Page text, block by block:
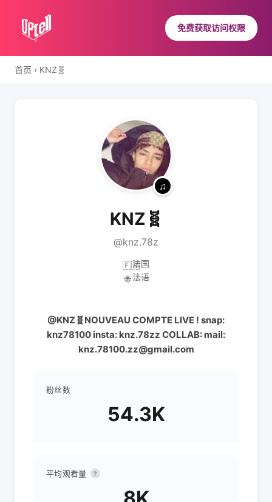
免费获取访问权限
首页 › KNZ🧬
KNZ🧬
@knz.78z
🇫🇷法国
🌐 法语
@KNZ🧬NOUVEAU COMPTE LIVE ! snap:
knz78100 insta: knz.78zz COLLAB: mail:
knz.78100.zz@gmail.com
粉丝数
54.3K
平均观看量 ?